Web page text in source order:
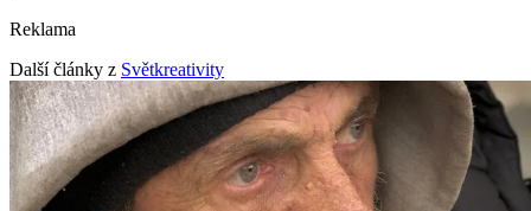
Reklama
Další články z Světkreativity